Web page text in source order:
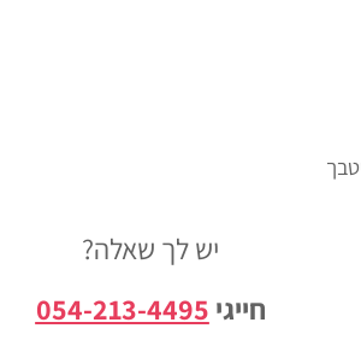
יש לך שאלה?
חייגי 054-213-4495